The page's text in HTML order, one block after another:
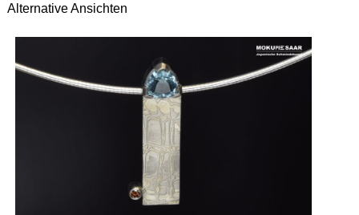
Alternative Ansichten